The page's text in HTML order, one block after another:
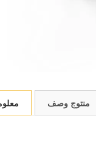
منتوج وصف